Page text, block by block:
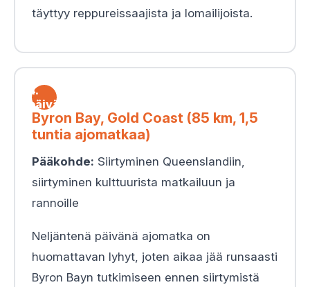
täyttyy reppureissaajista ja lomailijoista.
4.
päivä
Byron Bay, Gold Coast (85 km, 1,5
tuntia ajomatkaa)
Pääkohde: Siirtyminen Queenslandiin,
siirtyminen kulttuurista matkailuun ja
rannoille
Neljäntenä päivänä ajomatka on
huomattavan lyhyt, joten aikaa jää runsaasti
Byron Bayn tutkimiseen ennen siirtymistä